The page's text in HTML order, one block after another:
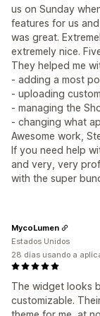
us on Sunday
features for us
was great.
extremely nice.
They helped me
- adding a most
- uploading
- managing the
- changing what
Awesome work,
If you need help
and very, very
with the super
The widget looks
customizable.
MycoLumen
Estados Unidos
28 dias usando a